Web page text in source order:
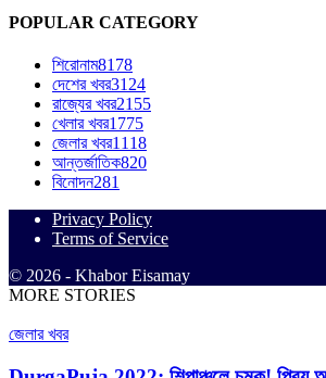
POPULAR CATEGORY
শিরোনাম8178
দেশের খবর3124
রাজ্যের খবর2155
খেলার খবর1775
জেলার খবর1118
আন্তর্জাতিক820
বিনোদন281
Privacy Policy
Terms of Service
© 2026 - Khabor Eisamay
MORE STORIES
জেলার খবর